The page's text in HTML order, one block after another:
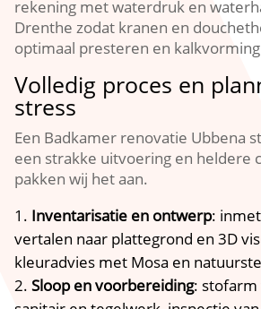
rekening met waterdruk en
Drenthe zodat kranen en
optimaal presteren en
Volledig proces en
stress
Een Badkamer renovatie Ubbena
een strakke uitvoering en heldere
pakken wij het aan.
Inventarisatie en ontwerp:
vertalen naar plattegrond en 3D
kleuradvies met Mosa en
Sloop en voorbereiding: